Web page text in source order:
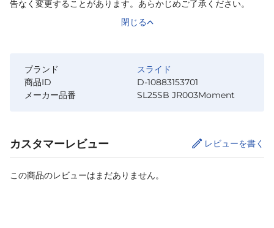
告なく変更することがあります。あらかじめご了承ください。
閉じる
ブランド
スライド
商品ID
D-10883153701
メーカー品番
SL25SB JR003Moment
カスタマーレビュー レビューを書く
この商品のレビューはまだありません。